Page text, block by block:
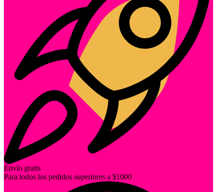
Envío gratis
Para todos los pedidos superiores a $1000